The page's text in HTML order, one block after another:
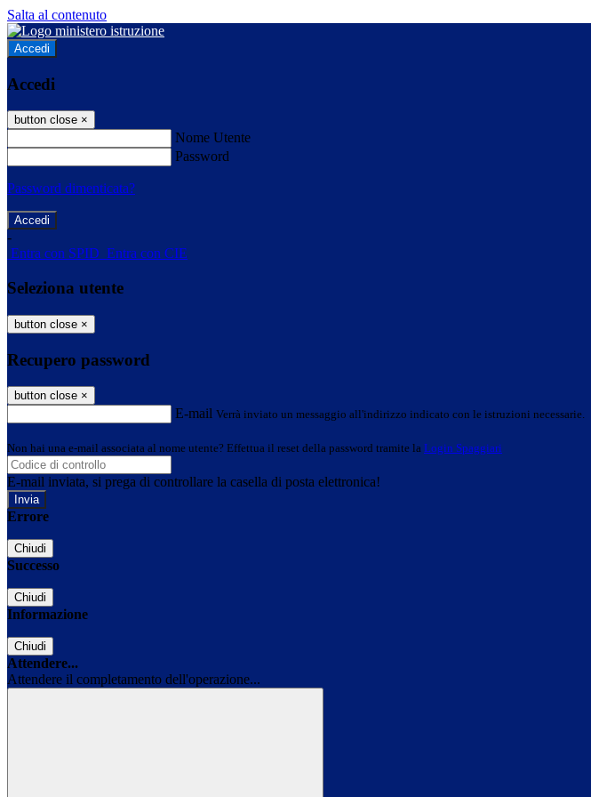
Salta al contenuto
Accedi
Accedi
button close ×
Nome Utente
Password
Password dimenticata?
-
Entra con SPID Entra con CIE
Seleziona utente
button close ×
Recupero password
button close ×
E-mail Verrà inviato un messaggio all'indirizzo indicato con le istruzioni necessarie.
Non hai una e-mail associata al nome utente? Effettua il reset della password tramite la Login Spaggiari
E-mail inviata, si prega di controllare la casella di posta elettronica!
Errore
Chiudi
Successo
Chiudi
Informazione
Chiudi
Attendere...
Attendere il completamento dell'operazione...